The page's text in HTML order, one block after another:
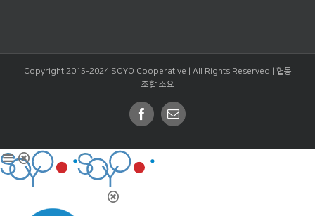
Copyright 2015-2024 SOYO Cooperative | All Rights Reserved | 협동
조합 소요
Facebook
Email